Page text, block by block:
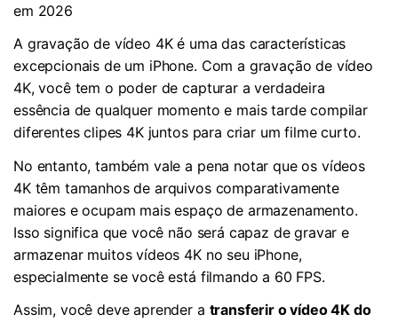
Usuários de Redes Sociais
Usuários de Mac
MAIS SOLUÇÕES
Uma lista de todos os formatos, dispositivos e GPUs
suportados pelo UniConverter.
O que há de novo?
Os produtos e atualizações mais recentes.
em 2026
A gravação de vídeo 4K é uma das características
excepcionais de um iPhone. Com a gravação de vídeo
4K, você tem o poder de capturar a verdadeira
essência de qualquer momento e mais tarde compilar
diferentes clipes 4K juntos para criar um filme curto.
No entanto, também vale a pena notar que os vídeos
4K têm tamanhos de arquivos comparativamente
maiores e ocupam mais espaço de armazenamento.
Isso significa que você não será capaz de gravar e
armazenar muitos vídeos 4K no seu iPhone,
especialmente se você está filmando a 60 FPS.
Assim, você deve aprender a transferir o vídeo 4K do